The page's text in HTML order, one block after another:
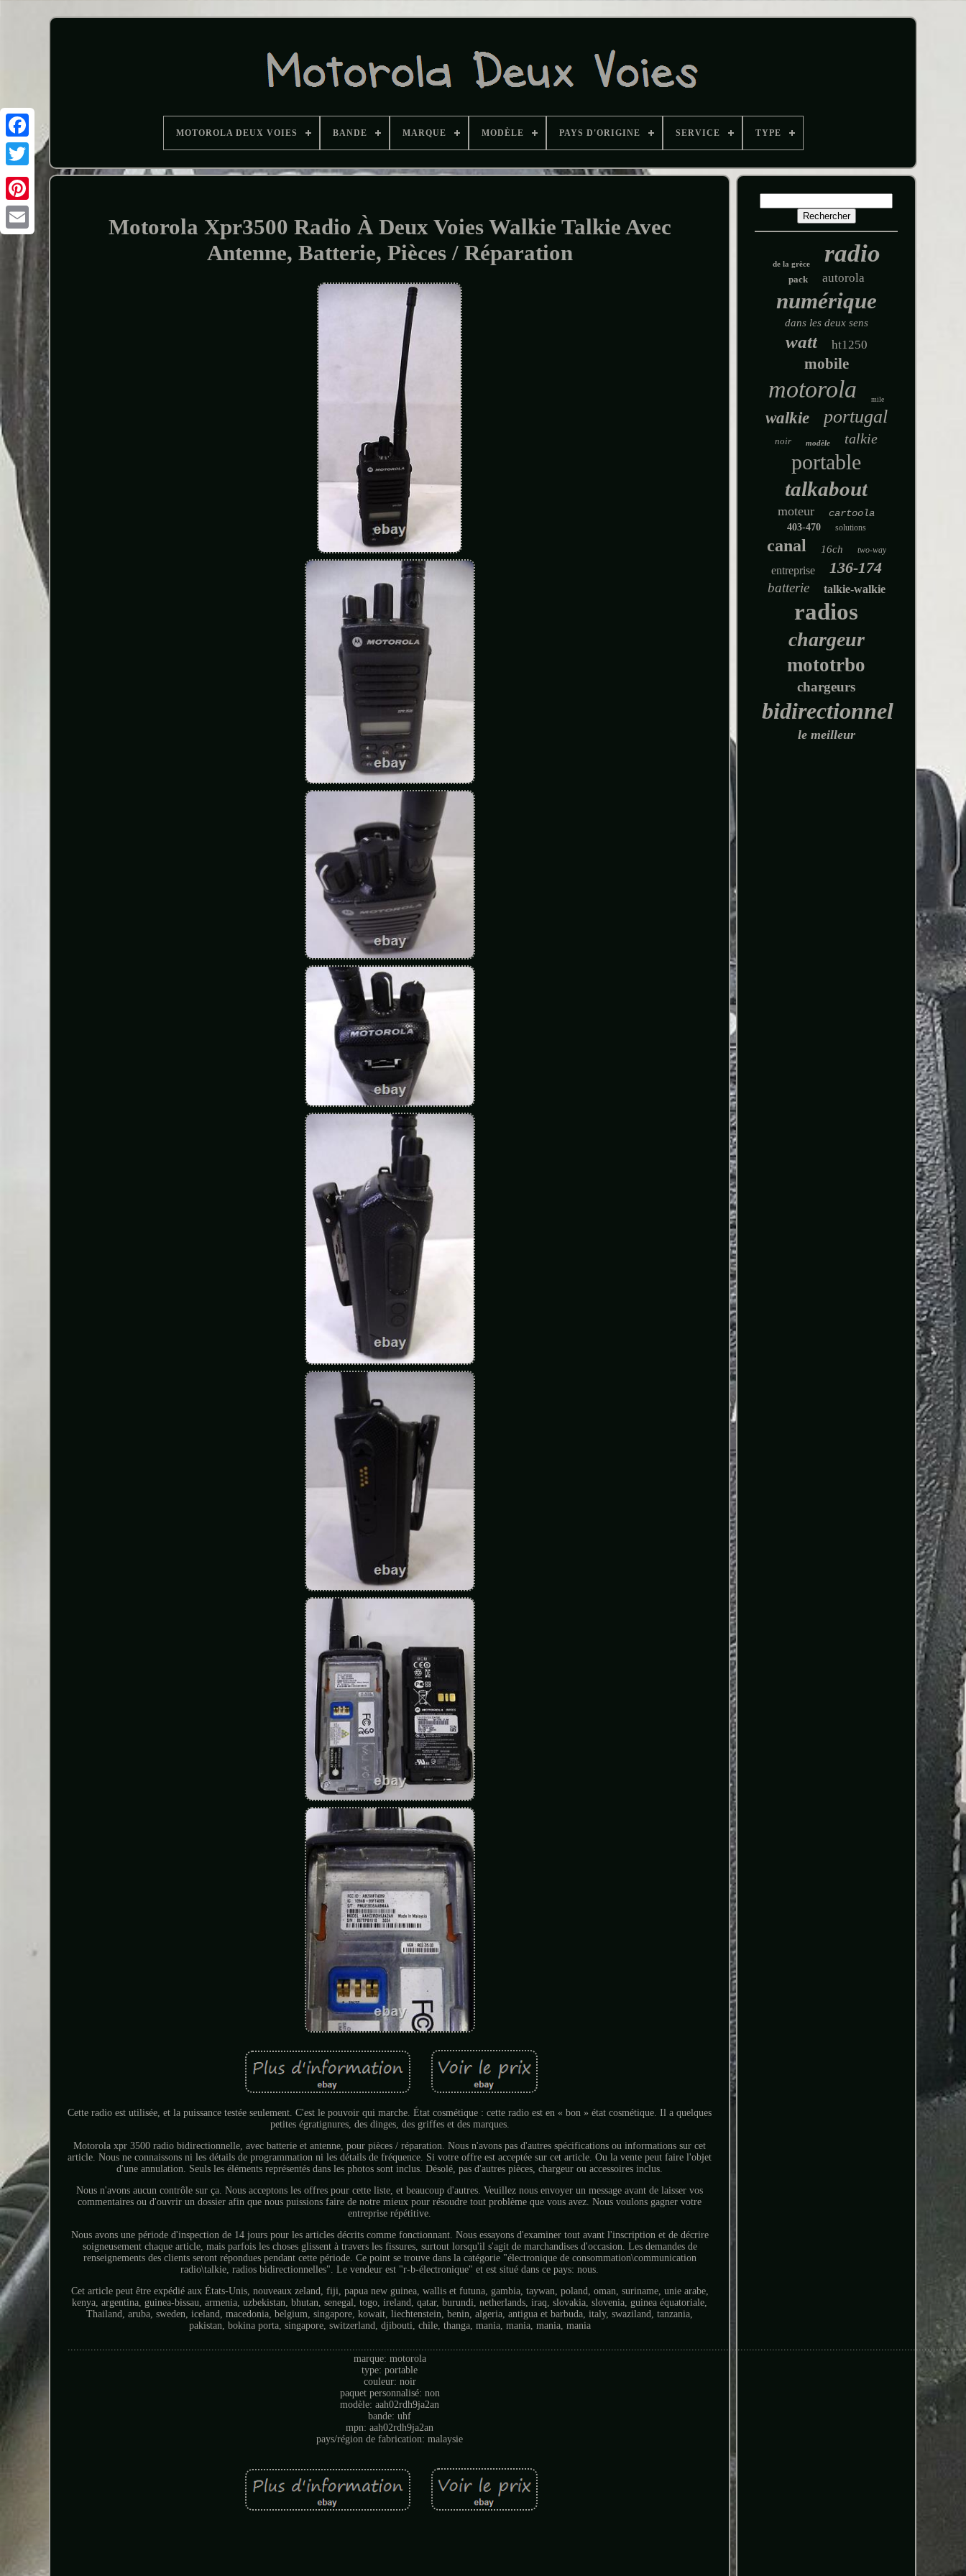
MOTOROLA DEUX VOIES BANDE MARQUE MODÈLE PAYS D'ORIGINE SERVICE TYPE
Motorola Xpr3500 Radio À Deux Voies Walkie Talkie Avec
Antenne, Batterie, Pièces / Réparation
Cette radio est utilisée, et la puissance testée seulement. C'est le pouvoir qui marche. État cosmétique : cette radio est en « bon » état cosmétique. Il a quelques
petites égratignures, des dinges, des griffes et des marques.
Motorola xpr 3500 radio bidirectionnelle, avec batterie et antenne, pour pièces / réparation. Nous n'avons pas d'autres spécifications ou informations sur cet
article. Nous ne connaissons ni les détails de programmation ni les détails de fréquence. Si votre offre est acceptée sur cet article. Ou la vente peut faire l'objet
d'une annulation. Seuls les éléments représentés dans les photos sont inclus. Désolé, pas d'autres pièces, chargeur ou accessoires inclus.
Nous n'avons aucun contrôle sur ça. Nous acceptons les offres pour cette liste, et beaucoup d'autres. Veuillez nous envoyer un message avant de laisser vos
commentaires ou d'ouvrir un dossier afin que nous puissions faire de notre mieux pour résoudre tout problème que vous avez. Nous voulons gagner votre
entreprise répétitive.
Nous avons une période d'inspection de 14 jours pour les articles décrits comme fonctionnant. Nous essayons d'examiner tout avant l'inscription et de décrire
soigneusement chaque article, mais parfois les choses glissent à travers les fissures, surtout lorsqu'il s'agit de marchandises d'occasion. Les demandes de
renseignements des clients seront répondues pendant cette période. Ce point se trouve dans la catégorie "électronique de consommation\communication
radio\talkie, radios bidirectionnelles". Le vendeur est "r-b-électronique" et est situé dans ce pays: nous.
Cet article peut être expédié aux États-Unis, nouveaux zeland, fiji, papua new guinea, wallis et futuna, gambia, taywan, poland, oman, suriname, unie arabe,
kenya, argentina, guinea-bissau, armenia, uzbekistan, bhutan, senegal, togo, ireland, qatar, burundi, netherlands, iraq, slovakia, slovenia, guinea équatoriale,
Thailand, aruba, sweden, iceland, macedonia, belgium, singapore, kowait, liechtenstein, benin, algeria, antigua et barbuda, italy, swaziland, tanzania,
pakistan, bokina porta, singapore, switzerland, djibouti, chile, thanga, mania, mania, mania, mania
marque: motorola
type: portable
couleur: noir
paquet personnalisé: non
modèle: aah02rdh9ja2an
bande: uhf
mpn: aah02rdh9ja2an
pays/région de fabrication: malaysie
de la grèce radio
pack autorola
numérique
dans les deux sens
watt ht1250
mobile
motorola mile
walkie portugal
noir modèle talkie
portable
talkabout
moteur cartoola
403-470 solutions
canal 16ch two-way
entreprise 136-174
batterie talkie-walkie
radios
chargeur
mototrbo
chargeurs
bidirectionnel
le meilleur